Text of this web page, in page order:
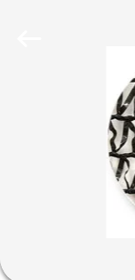
ZUHAUSE
UNS